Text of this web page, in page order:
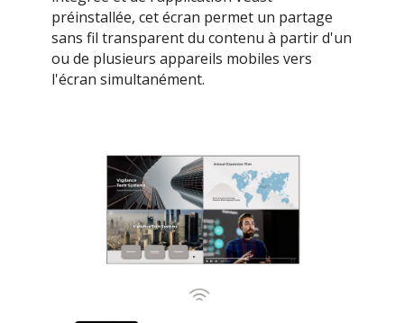
préinstallée, cet écran permet un partage
sans fil transparent du contenu à partir d'un
ou de plusieurs appareils mobiles vers
l'écran simultanément.